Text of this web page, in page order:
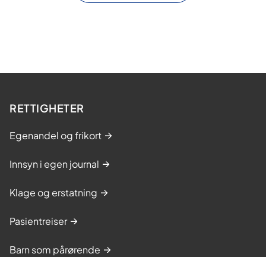
RETTIGHETER
Egenandel og frikort
Innsyn i egen journal
Klage og erstatning
Pasientreiser
Barn som pårørende